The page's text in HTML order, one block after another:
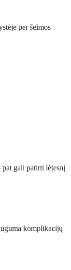
per šeimos
pat gali patirti lėtesnį
komplikacijų